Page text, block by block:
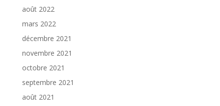
août 2022
mars 2022
décembre 2021
novembre 2021
octobre 2021
septembre 2021
août 2021